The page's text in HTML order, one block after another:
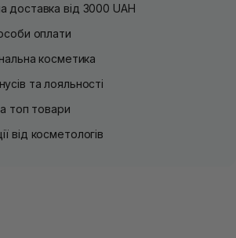
доставка від 3000 UAH
оплати
косметика
та лояльності
топ товари
від косметологів